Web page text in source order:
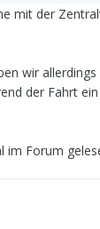
mit der
wir
der Fahrt
Forum